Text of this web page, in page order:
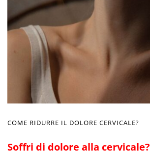
COME RIDURRE IL DOLORE CERVICALE?
Soffri di dolore alla cervicale?